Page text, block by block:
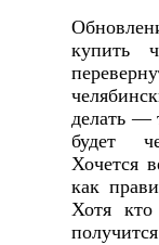
купить
делать —
будет
Хочется
как
Хотя